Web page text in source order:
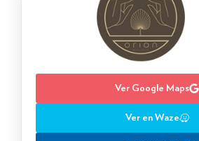
Ver Google Maps
Ver en Waze